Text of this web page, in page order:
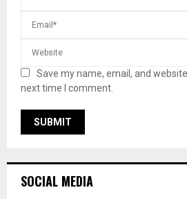
Save my name, email, and
next time I comment.
SOCIAL MEDIA